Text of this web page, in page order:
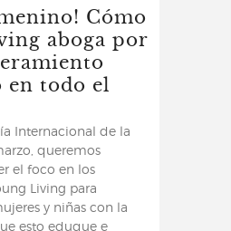
Cómo
aboga por
todo el
Internacional de la
queremos
el foco en los
Living para
y niñas con la
esto eduque e